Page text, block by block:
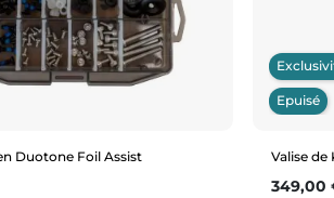
Duotone Foil Assist
Epuisé
Valise
Prix
349,00